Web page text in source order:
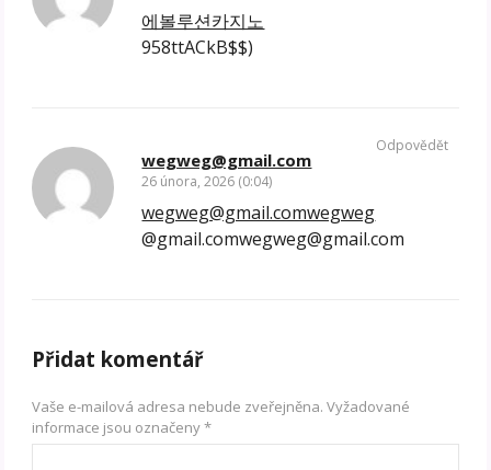
에볼루션카지노
958ttACkB$$)
wegweg@gmail.com
26 února, 2026 (0:04)
wegweg@gmail.comwegweg
@gmail.comwegweg@gmail.com
Odpovědět
Přidat komentář
Vaše e-mailová adresa nebude zveřejněna. Vyžadované
informace jsou označeny*